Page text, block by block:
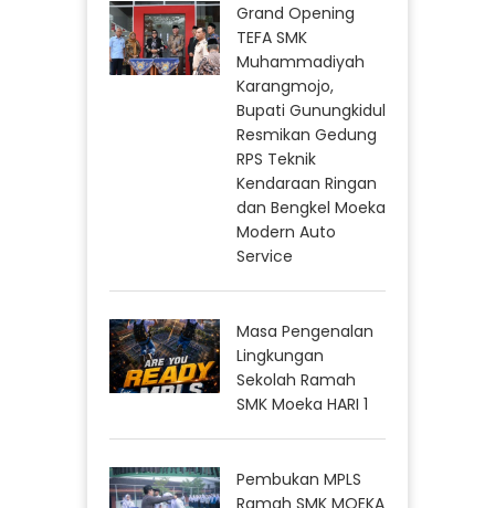
Grand Opening
TEFA SMK
Muhammadiyah
Karangmojo,
Bupati Gunungkidul
Resmikan Gedung
RPS Teknik
Kendaraan Ringan
dan Bengkel Moeka
Modern Auto
Service
Masa Pengenalan
Lingkungan
Sekolah Ramah
SMK Moeka HARI 1
Pembukan MPLS
Ramah SMK MOEKA